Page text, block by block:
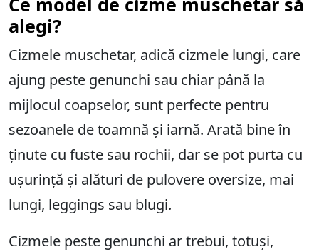
alegi?
Cizmele muschetar, adică cizmele lungi, care
ajung peste genunchi sau chiar până la
mijlocul coapselor, sunt perfecte pentru
sezoanele de toamnă și iarnă. Arată bine în
ținute cu fuste sau rochii, dar se pot purta cu
ușurință și alături de pulovere oversize, mai
lungi, leggings sau blugi.
Cizmele peste genunchi ar trebui, totuși,